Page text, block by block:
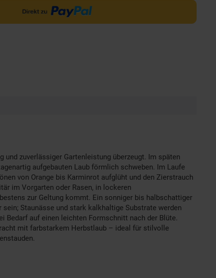
und zuverlässiger Gartenleistung überzeugt. Im späten
aufgebauten Laub förmlich schweben. Im Laufe
von Orange bis Karminrot aufglüht und den Zierstrauch
im Vorgarten oder Rasen, in lockeren
zur Geltung kommt. Ein sonniger bis halbschattiger
Staunässe und stark kalkhaltige Substrate werden
Bedarf auf einen leichten Formschnitt nach der Blüte.
mit farbstarkem Herbstlaub – ideal für stilvolle